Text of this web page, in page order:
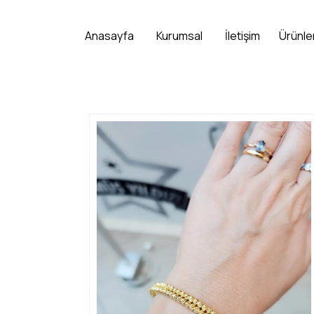
Anasayfa Kurumsal İletişim